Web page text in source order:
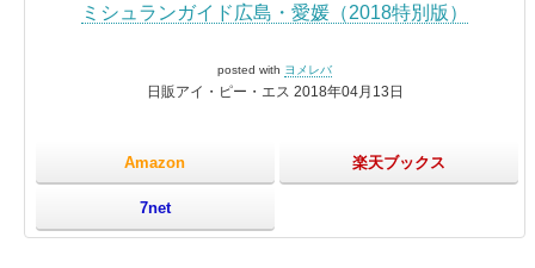
ミシュランガイド広島・愛媛（2018特別版）
posted with ヨメレバ
日販アイ・ピー・エス 2018年04月13日
Amazon 楽天ブックス
7net